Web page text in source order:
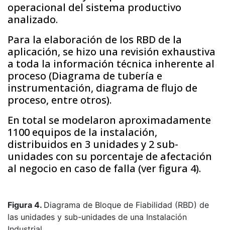
operacional del sistema productivo
analizado.
Para la elaboración de los RBD de la
aplicación, se hizo una revisión exhaustiva
a toda la información técnica inherente al
proceso (Diagrama de tubería e
instrumentación, diagrama de flujo de
proceso, entre otros).
En total se modelaron aproximadamente
1100 equipos de la instalación,
distribuidos en 3 unidades y 2 sub-
unidades con su porcentaje de afectación
al negocio en caso de falla (ver figura 4).
Figura 4. Diagrama de Bloque de Fiabilidad (RBD) de
las unidades y sub-unidades de una Instalación